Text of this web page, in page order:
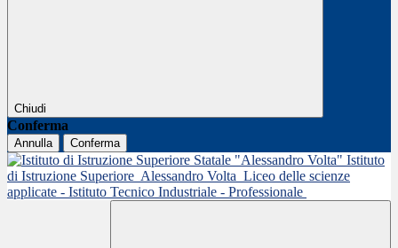
Chiudi
Conferma
Annulla Conferma
Istituto
di Istruzione Superiore Alessandro Volta Liceo delle scienze
applicate - Istituto Tecnico Industriale - Professionale